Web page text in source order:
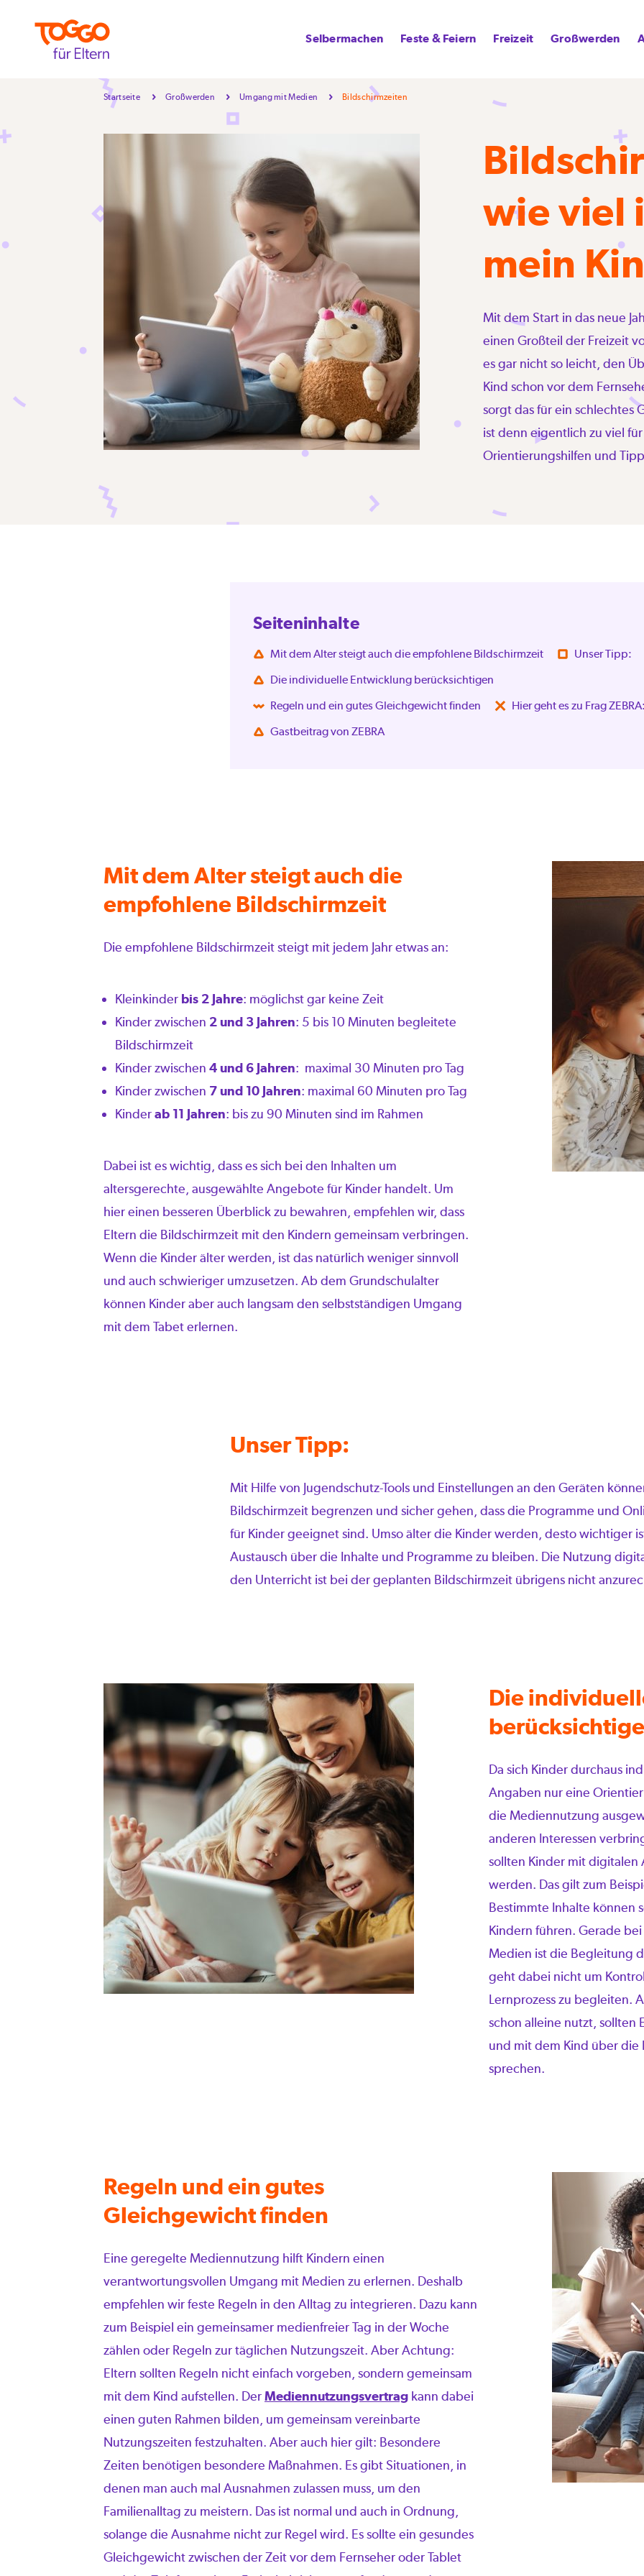
Selbermachen Feste & Feiern Freizeit Großwerden
Startseite Großwerden Umgang mit Medien Bildschirmzeiten
wie viel
mein
Mit dem Start in das neue
einen Großteil der Freizeit
es gar nicht so leicht, den
Kind schon vor dem
sorgt das für ein schlechtes
ist denn eigentlich zu viel
Orientierungshilfen und
Seiteninhalte
Mit dem Alter steigt auch die empfohlene Bildschirmzeit
Unser Tipp:
Die individuelle Entwicklung berücksichtigen
Regeln und ein gutes Gleichgewicht finden
Hier geht es zu Frag
Gastbeitrag von ZEBRA
Mit dem Alter steigt auch die
empfohlene Bildschirmzeit
Die empfohlene Bildschirmzeit steigt mit jedem Jahr etwas an:
Kleinkinder bis 2 Jahre: möglichst gar keine Zeit
Kinder zwischen 2 und 3 Jahren: 5 bis 10 Minuten begleitete
Bildschirmzeit
Kinder zwischen 4 und 6 Jahren: maximal 30 Minuten pro Tag
Kinder zwischen 7 und 10 Jahren: maximal 60 Minuten pro Tag
Kinderab 11 Jahren: bis zu 90 Minuten sind im Rahmen
­Dabei ist es wichtig, dass es sich bei den Inhalten um
altersgerechte, ausgewählte Angebote für Kinder handelt. Um
hier einen besseren Überblick zu bewahren, empfehlen wir, dass
Eltern die Bildschirmzeit mit den Kindern gemeinsam verbringen.
Wenn die Kinder älter werden, ist das natürlich weniger sinnvoll
und auch schwieriger umzusetzen. Ab dem Grundschulalter
können Kinder aber auch langsam den selbstständigen Umgang
mit dem Tabet erlernen.
Unser Tipp:
Mit Hilfe von Jugendschutz-Tools und Einstellungen an den Geräten
Bildschirmzeit begrenzen und sicher gehen, dass die Programme und
für Kinder geeignet sind. Umso älter die Kinder werden, desto wichtiger
Austausch über die Inhalte und Programme zu bleiben. Die Nutzung
den Unterricht ist bei der geplanten Bildschirmzeit übrigens nicht
Die
Da sich Kinder durchaus
Angaben nur eine
die Mediennutzung
anderen Interessen
sollten Kinder mit digitalen
werden. Das gilt zum
Bestimmte Inhalte können
Kindern führen. Gerade
Medien ist die Begleitung
geht dabei nicht um
Lernprozess zu begleiten.
schon alleine nutzt, sollten
und mit dem Kind über die
sprechen.
Regeln und ein gutes
Gleichgewicht finden
Eine geregelte Mediennutzung hilft Kindern einen
verantwortungsvollen Umgang mit Medien zu erlernen. Deshalb
empfehlen wir feste Regeln in den Alltag zu integrieren. Dazu kann
zum Beispiel ein gemeinsamer medienfreier Tag in der Woche
zählen oder Regeln zur täglichen Nutzungszeit. Aber Achtung:
Eltern sollten Regeln nicht einfach vorgeben, sondern gemeinsam
mit dem Kind aufstellen. DerMediennutzungsvertrag kann dabei
einen guten Rahmen bilden, um gemeinsam vereinbarte
Nutzungszeiten festzuhalten. Aber auch hier gilt: Besondere
Zeiten benötigen besondere Maßnahmen. Es gibt Situationen, in
denen man auch mal Ausnahmen zulassen muss, um den
Familienalltag zu meistern. Das ist normal und auch in Ordnung,
solange die Ausnahme nicht zur Regel wird. Es sollte ein gesundes
Gleichgewicht zwischen der Zeit vor dem Fernseher oder Tablet